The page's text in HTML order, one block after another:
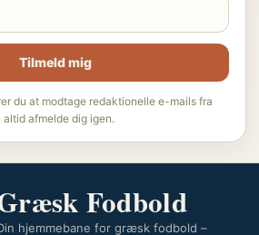
Tilmeld mig
du at modtage redaktionelle e-mails fra
afmelde dig igen.
Fodbold
hjemmebane for græsk fodbold –